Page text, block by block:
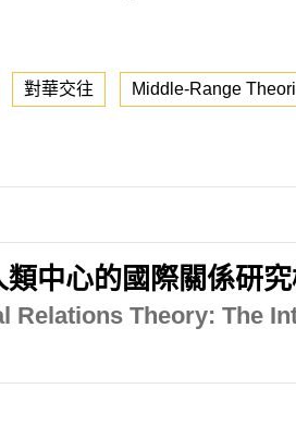
對華交往 Middle-Range
中心的國際關係研
Relations Theory: The